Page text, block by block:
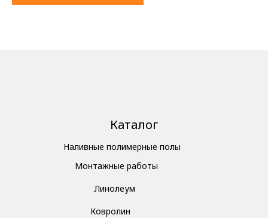
Наливные полимерные полы
Линолеум
Ковролин
Монтажные работы
Каталог